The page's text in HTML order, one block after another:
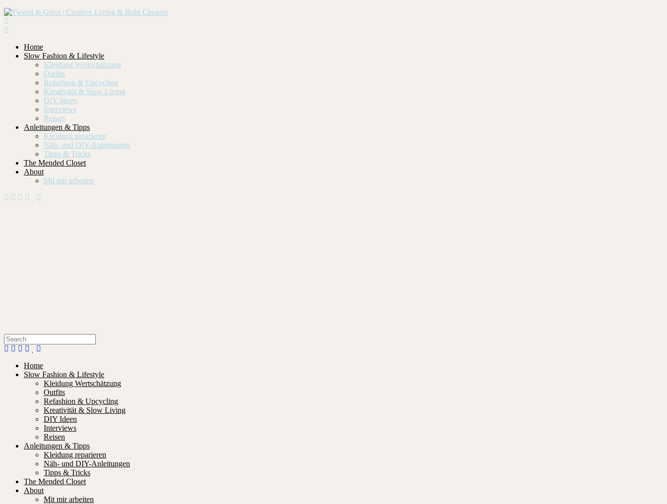
Home
Slow Fashion & Lifestyle
Kleidung Wertschätzung
Outfits
Refashion & Upcycling
Kreativität & Slow Living
DIY Ideen
Interviews
Reisen
Anleitungen & Tipps
Kleidung reparieren
Näh- und DIY-Anleitungen
Tipps & Tricks
The Mended Closet
About
Mit mir arbeiten
Home
Slow Fashion & Lifestyle
Kleidung Wertschätzung
Outfits
Refashion & Upcycling
Kreativität & Slow Living
DIY Ideen
Interviews
Reisen
Anleitungen & Tipps
Kleidung reparieren
Näh- und DIY-Anleitungen
Tipps & Tricks
The Mended Closet
About
Mit mir arbeiten